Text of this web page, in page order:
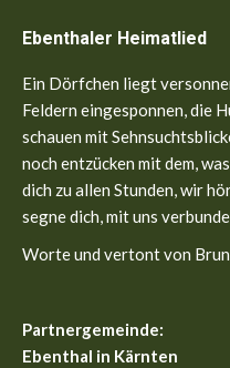
opens
in
new
window
opens
in
new
window
Ebenthaler Heimatlied
Ein Dörfchen liegt
Feldern eingesponnen, die
schauen mit
noch entzücken mit dem,
dich zu allen Stunden, wir
segne dich, mit uns
Worte und vertont von
Partnergemeinde:
Ebenthal in Kärnten